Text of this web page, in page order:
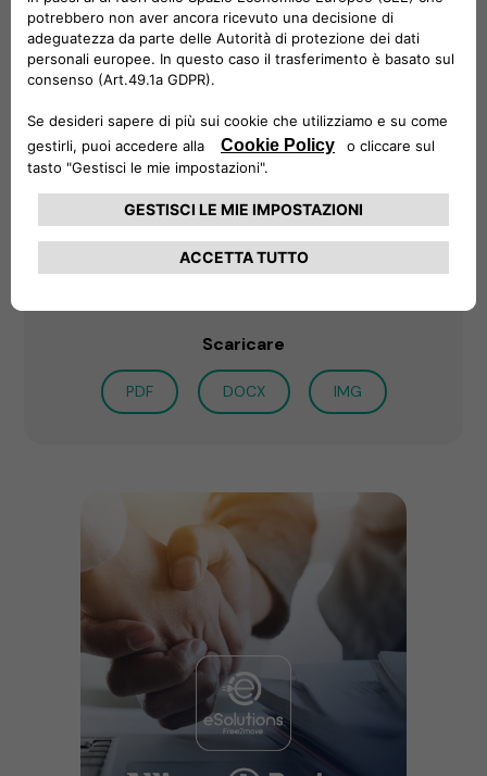
La eProWallbox di Free2move eSolutions è
partner e “recharger” ufficiale di Jeep
Avenger, Auto dell’Anno 2023
Scaricare
PDF DOCX IMG